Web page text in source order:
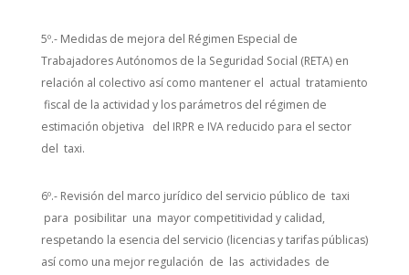
5º.- Medidas de mejora del Régimen Especial de
Trabajadores Autónomos de la Seguridad Social (RETA) en
relación al colectivo así como mantener el actual tratamiento
fiscal de la actividad y los parámetros del régimen de
estimación objetiva del IRPR e IVA reducido para el sector
del taxi.
6º.- Revisión del marco jurídico del servicio público de taxi
para posibilitar una mayor competitividad y calidad,
respetando la esencia del servicio (licencias y tarifas públicas)
así como una mejor regulación de las actividades de